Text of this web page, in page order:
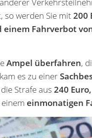
so werden Sie mit 200
einem Fahrverbot
Ampel überfahren,
es zu einer
Strafe aus 240
einmonatigen